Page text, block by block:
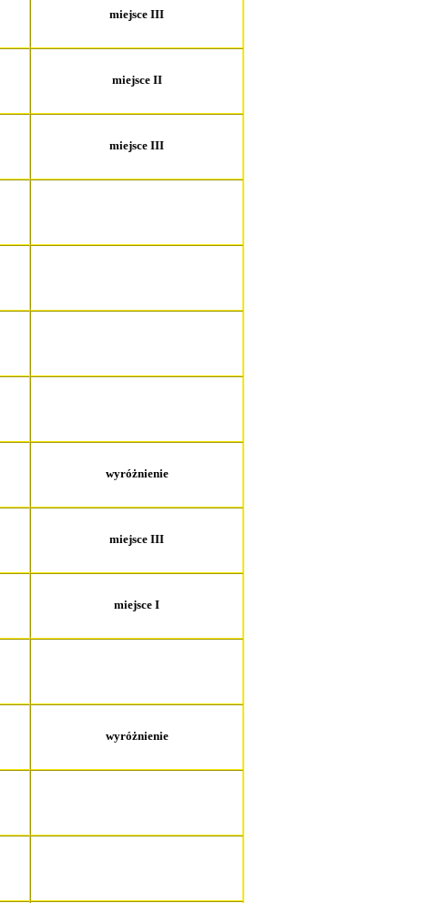
miejsce III
miejsce II
miejsce III
wyróżnienie
miejsce III
miejsce I
wyróżnienie